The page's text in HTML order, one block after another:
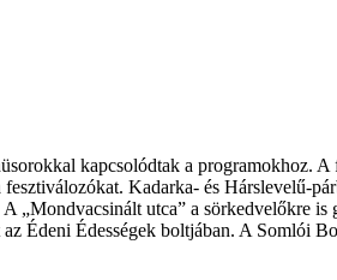
kapcsolódtak a programokhoz.
Kadarka- és Hárslevelű-
„Mondvacsinált utca” a sörkedvelőkre
Édeni Édességek boltjában. A Somlói